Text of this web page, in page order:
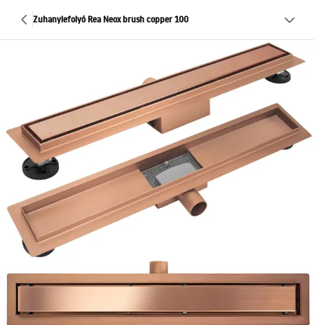
Zuhanylefolyó Rea Neox brush copper 100